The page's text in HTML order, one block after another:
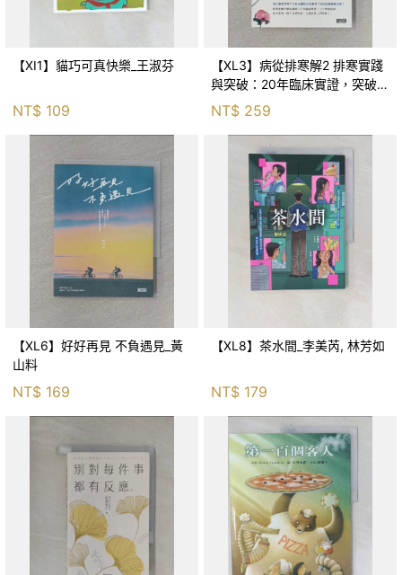
【XI1】貓巧可真快樂_王淑芬
NT$ 109
【XL3】病從排寒解2 排寒實踐
與突破：20年臨床實證，突破排
寒盲點，防治疫毒流感的中醫養
命方略！_李璧如
NT$ 259
【XL6】好好再見 不負遇見_黃
山料
NT$ 169
【XL8】茶水間_李美芮, 林芳如
NT$ 179